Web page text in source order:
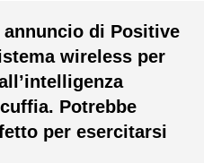
annuncio di Positive
wireless per
Potrebbe
per esercitarsi